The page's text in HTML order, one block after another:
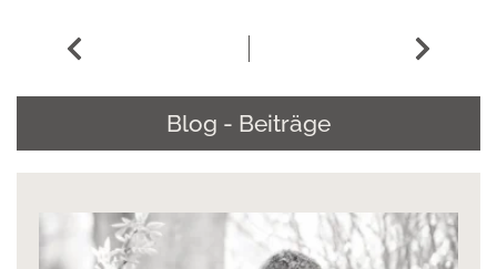
Blog - Beiträge